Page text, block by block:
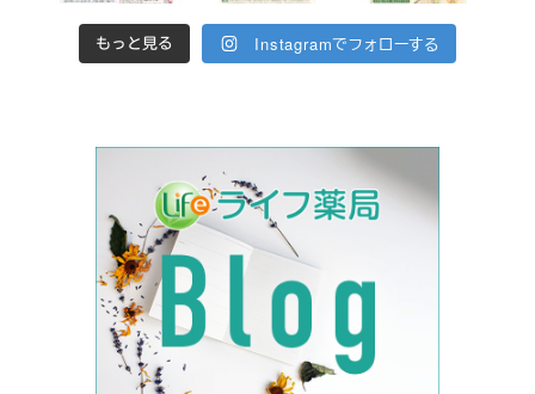
もっと見る Instagramでフォローする